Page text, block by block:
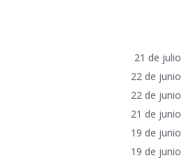
21 de julio
22 de junio
22 de junio
21 de junio
19 de junio
19 de junio